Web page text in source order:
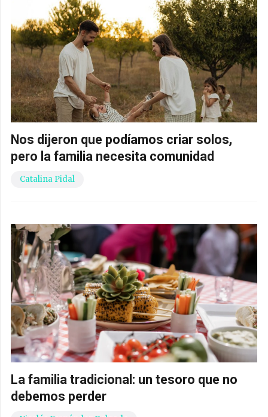
Nos dijeron que podíamos criar solos,
pero la familia necesita comunidad
Catalina Pidal
La familia tradicional: un tesoro que no
debemos perder